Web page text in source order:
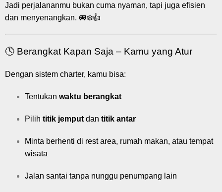
Jadi perjalananmu bukan cuma nyaman, tapi juga efisien
dan menyenangkan. 🚐❄️👍
🕓 Berangkat Kapan Saja – Kamu yang Atur
Dengan sistem charter, kamu bisa:
Tentukan waktu berangkat
Pilih titik jemput dan titik antar
Minta berhenti di rest area, rumah makan, atau tempat
wisata
Jalan santai tanpa nunggu penumpang lain